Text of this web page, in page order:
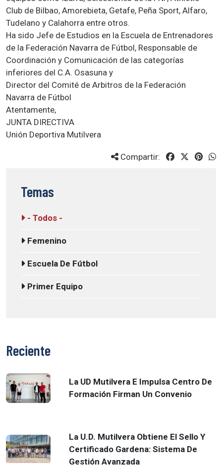
Club de Bilbao, Amorebieta, Getafe, Peña Sport, Alfaro,
Tudelano y Calahorra entre otros.
Ha sido Jefe de Estudios en la Escuela de Entrenadores
de la Federación Navarra de Fútbol, Responsable de
Coordinación y Comunicación de las categorías
inferiores del C.A. Osasuna y
Director del Comité de Arbitros de la Federación
Navarra de Fútbol
Atentamente,
JUNTA DIRECTIVA
Unión Deportiva Mutilvera
Compartir:
Temas
- Todos -
Femenino
Escuela De Fútbol
Primer Equipo
Reciente
La UD Mutilvera E Impulsa Centro De
Formación Firman Un Convenio
La U.D. Mutilvera Obtiene El Sello Y
Certificado Gardena: Sistema De
Gestión Avanzada